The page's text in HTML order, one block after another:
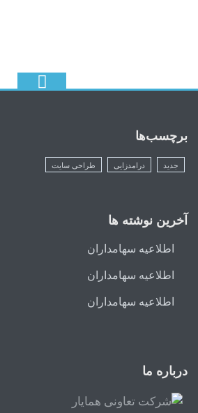
برچسب‌ها
جدید درامدزایی طراحی سایت
آخرین نوشته ها
اطلاعیه سهامداران
اطلاعیه سهامداران
اطلاعیه سهامداران
درباره ما